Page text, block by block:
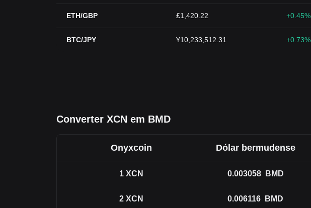
ETH/GBP £1,420.22 +0.45%
BTC/JPY ¥10,233,512.31 +0.73%
Converter XCN em BMD
Onyxcoin Dólar bermudense
1 XCN 0.003058 BMD
2 XCN 0.006116 BMD